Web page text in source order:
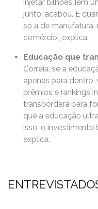
injetar bilhões [em
junto, acabou. E
só à de manufatura,
comércio”, explica.
Educação que
Correia, se a
apenas para dentro,
prêmios e rankings
transbordará para
que a educação
isso, o investimento
explica.